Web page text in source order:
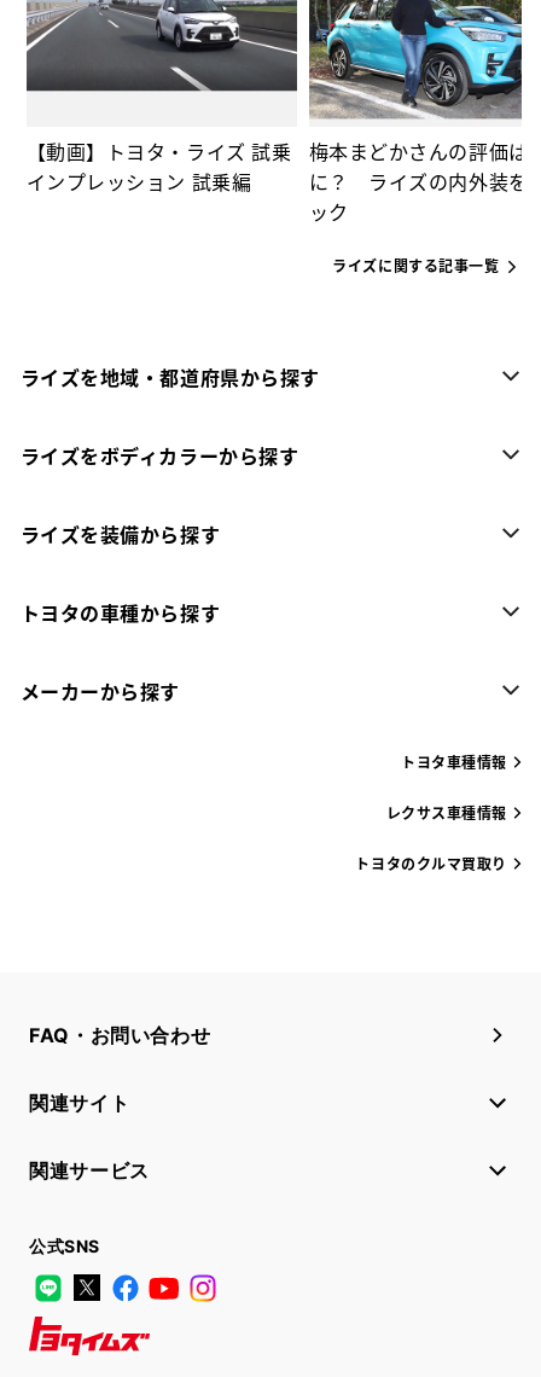
【動画】トヨタ・ライズ 試乗
インプレッション 試乗編
梅本まどかさんの評価は
に？ ライズの内外装を
ック
ライズに関する記事一覧
ライズを地域・都道府県から探す
ライズをボディカラーから探す
ライズを装備から探す
トヨタの車種から探す
メーカーから探す
トヨタ車種情報
レクサス車種情報
トヨタのクルマ買取り
FAQ・お問い合わせ
関連サイト
関連サービス
公式SNS
LINE
X FacebookYouTube